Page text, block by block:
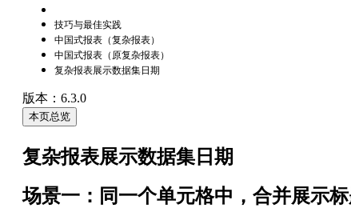
技巧与最佳实践
中国式报表（复杂报表）
中国式报表（原复杂报表）
复杂报表展示数据集日期
版本：6.3.0
本页总览
复杂报表展示数据集日期
场景一：同一个单元格中，合并展示